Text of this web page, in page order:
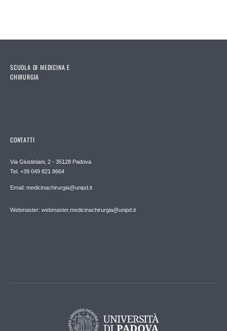
SCUOLA DI MEDICINA E
CHIRURGIA
CONTATTI
Via Giustiniani, 2 - 35128 Padova
Tel. +39 049 821 8664
Email: medicinachirurgia@unipd.it
Webmaster: webmaster.medicinachirurgia@unipd.it